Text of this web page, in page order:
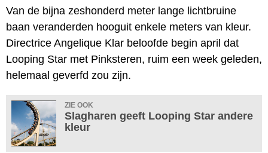
Van de bijna zeshonderd meter lange lichtbruine
baan veranderden hooguit enkele meters van kleur.
Directrice Angelique Klar beloofde begin april dat
Looping Star met Pinksteren, ruim een week geleden,
helemaal geverfd zou zijn.
ZIE OOK
Slagharen geeft Looping Star andere
kleur